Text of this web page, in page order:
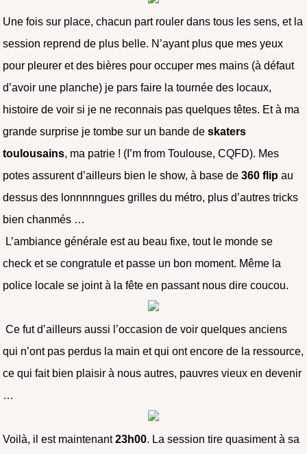
Une fois sur place, chacun part rouler dans tous les sens, et la
session reprend de plus belle. N’ayant plus que mes yeux
pour pleurer et des bières pour occuper mes mains (à défaut
d’avoir une planche) je pars faire la tournée des locaux,
histoire de voir si je ne reconnais pas quelques têtes. Et à ma
grande surprise je tombe sur un bande deskaters
toulousains, ma patrie ! (I’m from Toulouse, CQFD). Mes
potes assurent d’ailleurs bien le show, à base de360 flip au
dessus des lonnnnngues grilles du métro, plus d’autres tricks
bien chanmés …
L’ambiance générale est au beau fixe, tout le monde se
check et se congratule et passe un bon moment. Même la
police locale se joint à la fête en passant nous dire coucou.
Ce fut d’ailleurs aussi l’occasion de voir quelques anciens
qui n’ont pas perdus la main et qui ont encore de la ressource,
ce qui fait bien plaisir à nous autres, pauvres vieux en devenir
…
Voilà, il est maintenant23h00. La session tire quasiment à sa